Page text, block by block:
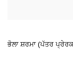
ਭੋਲਾ ਸ਼ਰਮਾ (ਪੱਤਰ